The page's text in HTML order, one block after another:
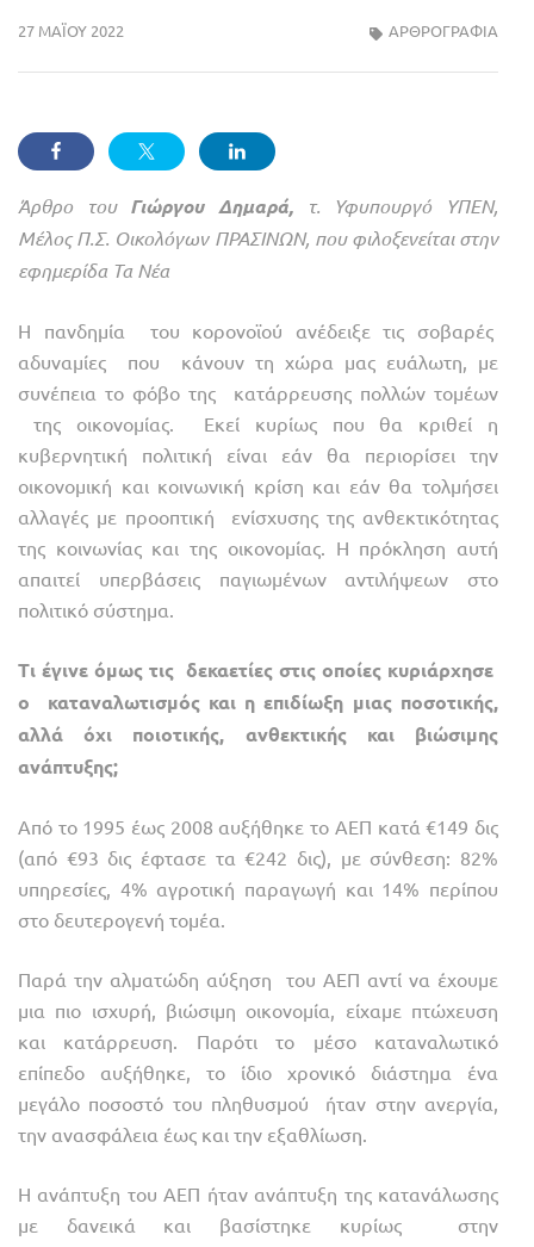
27 ΜΑΪ́ΟΥ 2022 ΑΡΘΡΟΓΡΑΦΙΑ
Άρθρο τουΓιώργου Δημαρά,
τ. Υφυπουργό ΥΠΕΝ,
Μέλος Π.Σ. Οικολόγων ΠΡΑΣΙΝΩΝ, που φιλοξενείται στην
εφημερίδα Τα Νέα
Η πανδημία του κορονοϊού ανέδειξε τις σοβαρές
αδυναμίες που κάνουν τη χώρα μας ευάλωτη, με
συνέπεια το φόβο της κατάρρευσης πολλών τομέων
της οικονομίας. Εκεί κυρίως που θα κριθεί η
κυβερνητική πολιτική είναι εάν θα περιορίσει την
οικονομική και κοινωνική κρίση και εάν θα τολμήσει
αλλαγές με προοπτική ενίσχυσης της ανθεκτικότητας
της κοινωνίας και της οικονομίας. Η πρόκληση αυτή
απαιτεί υπερβάσεις παγιωμένων αντιλήψεων στο
πολιτικό σύστημα.
Τι έγινε όμως τις δεκαετίες στις οποίες κυριάρχησε
ο καταναλωτισμός και η επιδίωξη μιας ποσοτικής,
αλλά όχι ποιοτικής, ανθεκτικής και βιώσιμης
ανάπτυξης;
Από το 1995 έως 2008 αυξήθηκε το ΑΕΠ κατά €149 δις
(από €93 δις έφτασε τα €242 δις), με σύνθεση: 82%
υπηρεσίες, 4% αγροτική παραγωγή και 14% περίπου
στο δευτερογενή τομέα.
Παρά την αλματώδη αύξηση του ΑΕΠ αντί να έχουμε
μια πιο ισχυρή, βιώσιμη οικονομία, είχαμε πτώχευση
και κατάρρευση. Παρότι το μέσο καταναλωτικό
επίπεδο αυξήθηκε, το ίδιο χρονικό διάστημα ένα
μεγάλο ποσοστό του πληθυσμού ήταν στην ανεργία,
την ανασφάλεια έως και την εξαθλίωση.
Η ανάπτυξη του ΑΕΠ ήταν ανάπτυξη της κατανάλωσης
με δανεικά και βασίστηκε κυρίως στην